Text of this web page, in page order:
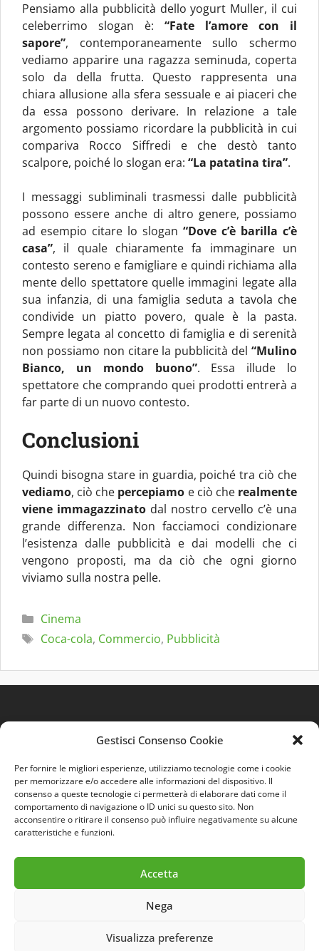
Gestisci Consenso Cookie
Per fornire le migliori esperienze, utilizziamo tecnologie come i cookie
per memorizzare e/o accedere alle informazioni del dispositivo. Il
consenso a queste tecnologie ci permetterà di elaborare dati come il
comportamento di navigazione o ID unici su questo sito. Non
acconsentire o ritirare il consenso può influire negativamente su alcune
caratteristiche e funzioni.
Accetta
Nega
Visualizza preferenze
Pensiamo alla pubblicità dello yogurt Muller, il cui
celeberrimo slogan è: “Fate l’amore con il
sapore”, contemporaneamente sullo schermo
vediamo apparire una ragazza seminuda, coperta
solo da della frutta. Questo rappresenta una
chiara allusione alla sfera sessuale e ai piaceri che
da essa possono derivare. In relazione a tale
argomento possiamo ricordare la pubblicità in cui
compariva Rocco Siffredi e che destò tanto
scalpore, poiché lo slogan era: “La patatina tira”.
I messaggi subliminali trasmessi dalle pubblicità
possono essere anche di altro genere, possiamo
ad esempio citare lo slogan “Dove c’è barilla c’è
casa”, il quale chiaramente fa immaginare un
contesto sereno e famigliare e quindi richiama alla
mente dello spettatore quelle immagini legate alla
sua infanzia, di una famiglia seduta a tavola che
condivide un piatto povero, quale è la pasta.
Sempre legata al concetto di famiglia e di serenità
non possiamo non citare la pubblicità del “Mulino
Bianco, un mondo buono”. Essa illude lo
spettatore che comprando quei prodotti entrerà a
far parte di un nuovo contesto.
Conclusioni
Quindi bisogna stare in guardia, poiché tra ciò che
vediamo, ciò che percepiamo e ciò che realmente
viene immagazzinato dal nostro cervello c’è una
grande differenza. Non facciamoci condizionare
l’esistenza dalle pubblicità e dai modelli che ci
vengono proposti, ma da ciò che ogni giorno
viviamo sulla nostra pelle.
Categorie
Cinema
Tag
Coca-cola, Commercio, Pubblicità
Quest'opera è distribuita con LicenzaCreative
Commons 3.0 Italia.